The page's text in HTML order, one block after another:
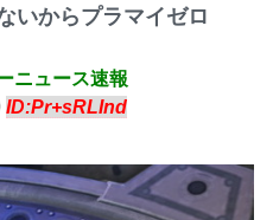
いからプラマイゼロ
ニュース速報
ID:Pr+sRLInd